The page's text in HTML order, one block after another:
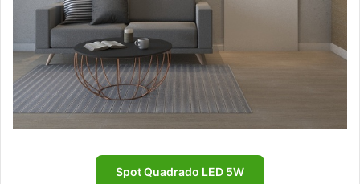
Spot Quadrado LED 5W